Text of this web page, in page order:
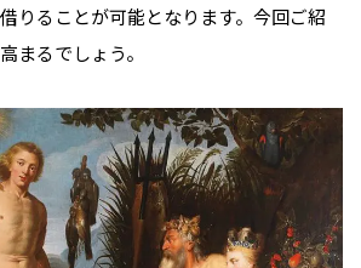
りることが可能となります。今回ご紹
まるでしょう。